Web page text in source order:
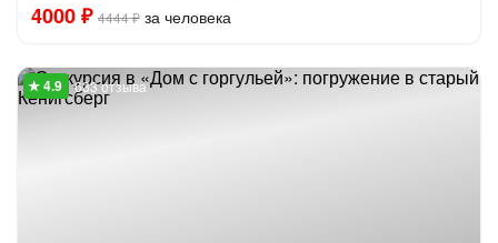
4000 ₽ 4444 ₽ за человека
633 отзыва